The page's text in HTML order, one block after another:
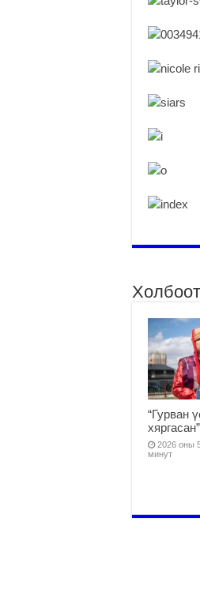
“Гурван
2026 оны
минут